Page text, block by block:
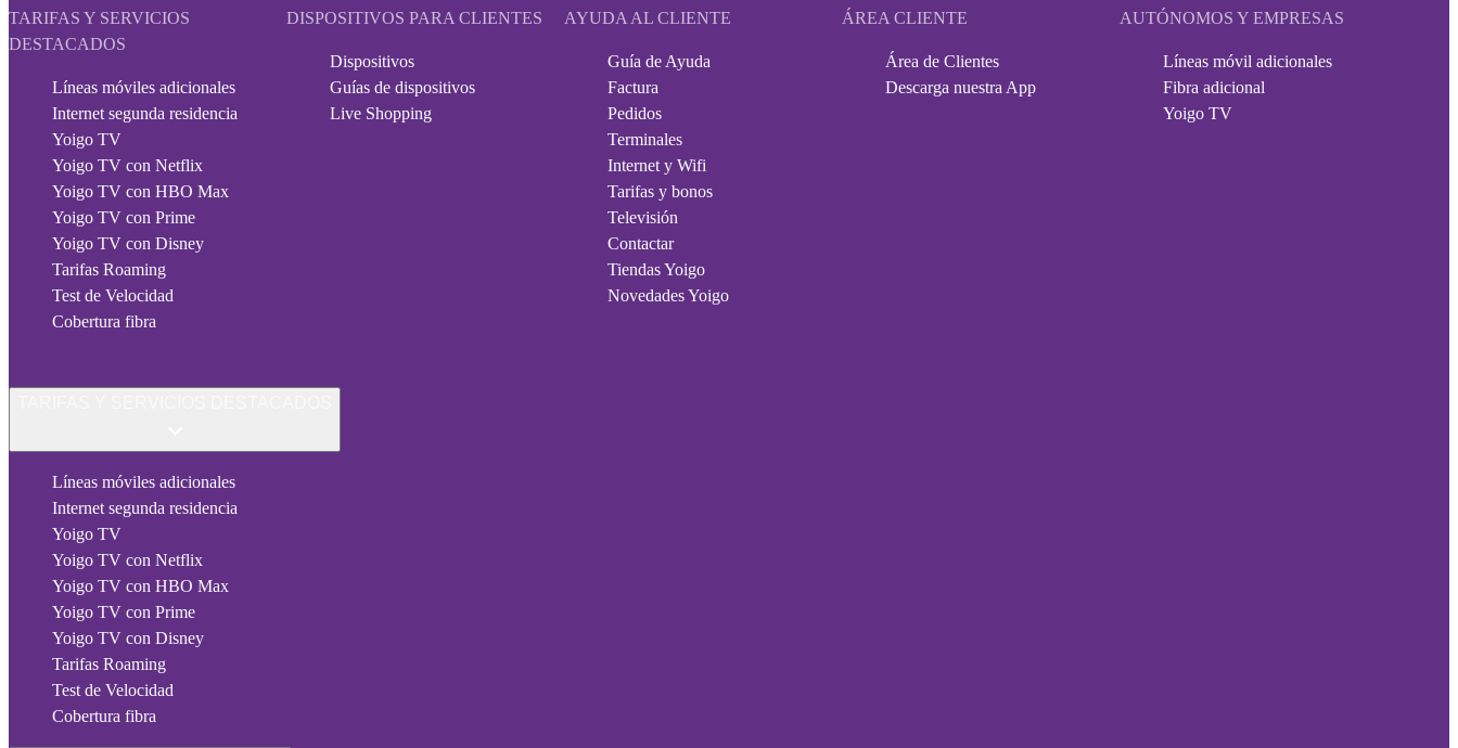
TARIFAS Y SERVICIOS
DESTACADOS
Líneas móviles adicionales
Internet segunda residencia
Yoigo TV
Yoigo TV con Netflix
Yoigo TV con HBO Max
Yoigo TV con Prime
Yoigo TV con Disney
Tarifas Roaming
Test de Velocidad
Cobertura fibra
DISPOSITIVOS PARA CLIENTES
Dispositivos
Guías de dispositivos
Live Shopping
AYUDA AL CLIENTE
Guía de Ayuda
Factura
Pedidos
Terminales
Internet y Wifi
Tarifas y bonos
Televisión
Contactar
Tiendas Yoigo
Novedades Yoigo
ÁREA CLIENTE
Área de Clientes
Descarga nuestra App
AUTÓNOMOS Y EMPRESAS
Líneas móvil adicionales
Fibra adicional
Yoigo TV
Líneas móviles adicionales
Internet segunda residencia
Yoigo TV
Yoigo TV con Netflix
Yoigo TV con HBO Max
Yoigo TV con Prime
Yoigo TV con Disney
Tarifas Roaming
Test de Velocidad
Cobertura fibra